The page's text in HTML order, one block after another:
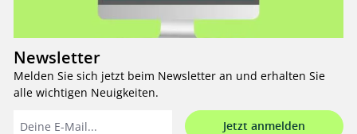
Newsletter
Melden Sie sich jetzt beim Newsletter an und erhalten Sie
alle wichtigen Neuigkeiten.
Jetzt anmelden